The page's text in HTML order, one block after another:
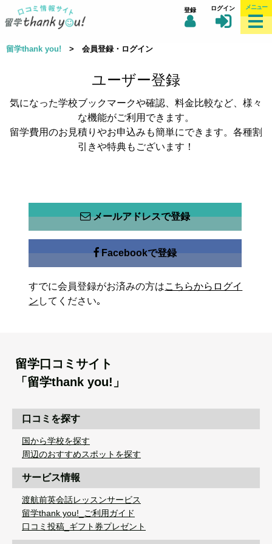
登録 ログイン メニュー
留学thank you! > 会員登録・ログイン
ユーザー登録
気になった学校ブックマークや確認、料金比較など、様々
な機能がご利用できます。
留学費用のお見積りやお申込みも簡単にできます。各種割
引きや特典もございます！
メールアドレスで登録
Facebookで登録
すでに会員登録がお済みの方はこちらからログイ
ン してください｡
留学口コミサイト
「留学thank you!」
口コミを探す
国から学校を探す
周辺のおすすめスポットを探す
サービス情報
渡航前英会話レッスンサービス
留学thank you!_ご利用ガイド
口コミ投稿_ギフト券プレゼント